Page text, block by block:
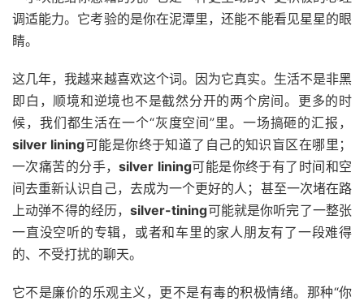
调适能力。它考验的是你在泥潭里，还能不能看见星星的眼
睛。
这几年，我越来越喜欢这个词。因为它真实。生活不是非黑
即白，顺境和逆境也不是截然分开的两个房间。更多的时
候，我们都生活在一个“灰度空间”里。一场搞砸的汇报，
silver lining可能是你终于知道了自己的知识盲区在哪里；
一次痛苦的分手，silver lining可能是你终于有了时间和空
间去重新认识自己，去成为一个更好的人；甚至一次堵在路
上动弹不得的经历，silver-tining可能就是你听完了一整张
一直没空听的专辑，或者和车里的家人朋友有了一段难得
的、不受打扰的聊天。
它不是廉价的乐观主义，更不是有毒的积极情绪。那种“你